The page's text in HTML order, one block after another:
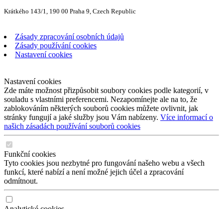
Krátkého 143/1, 190 00 Praha 9, Czech Republic
Zásady zpracování osobních údajů
Zásady používání cookies
Nastavení cookies
Nastavení cookies
Zde máte možnost přizpůsobit soubory cookies podle kategorií, v
souladu s vlastními preferencemi. Nezapomínejte ale na to, že
zablokováním některých souborů cookies můžete ovlivnit, jak
stránky fungují a jaké služby jsou Vám nabízeny. Více informací o
našich zásadách používání souborů cookies
Funkční cookies
Tyto cookies jsou nezbytné pro fungování našeho webu a všech
funkcí, které nabízí a není možné jejich účel a zpracování
odmítnout.